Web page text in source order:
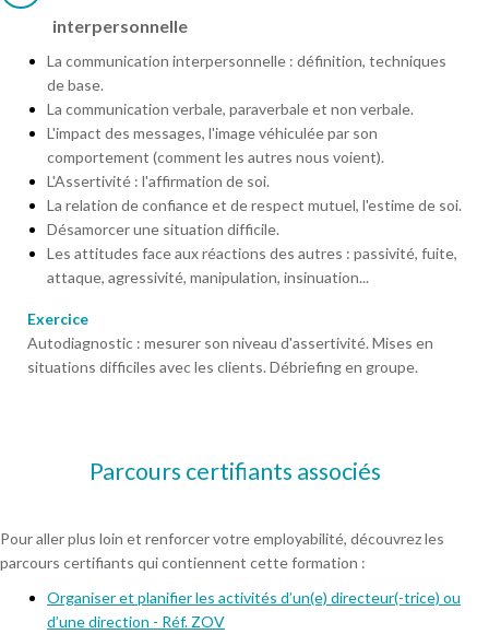
interpersonnelle
La communication interpersonnelle : définition, techniques
de base.
La communication verbale, paraverbale et non verbale.
L'impact des messages, l'image véhiculée par son
comportement (comment les autres nous voient).
L'Assertivité : l'affirmation de soi.
La relation de confiance et de respect mutuel, l'estime de soi.
Désamorcer une situation difficile.
Les attitudes face aux réactions des autres : passivité, fuite,
attaque, agressivité, manipulation, insinuation...
Exercice
Autodiagnostic : mesurer son niveau d'assertivité. Mises en
situations difficiles avec les clients. Débriefing en groupe.
Parcours certifiants associés
Pour aller plus loin et renforcer votre employabilité, découvrez les
parcours certifiants qui contiennent cette formation :
Organiser et planifier les activités d’un(e) directeur(-trice) ou
d’une direction - Réf. ZOV